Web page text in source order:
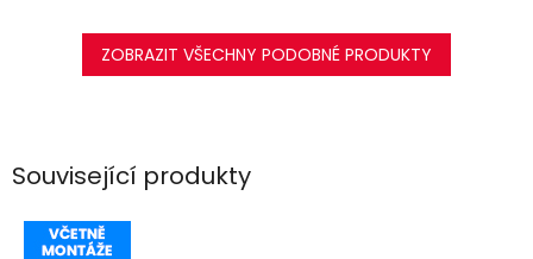
Související produkty
ZOBRAZIT VŠECHNY PODOBNÉ PRODUKTY